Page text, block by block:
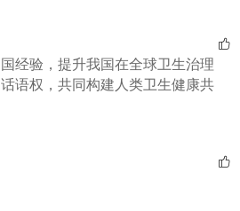
经验，提升我国在全球卫生治理
语权，共同构建人类卫生健康共